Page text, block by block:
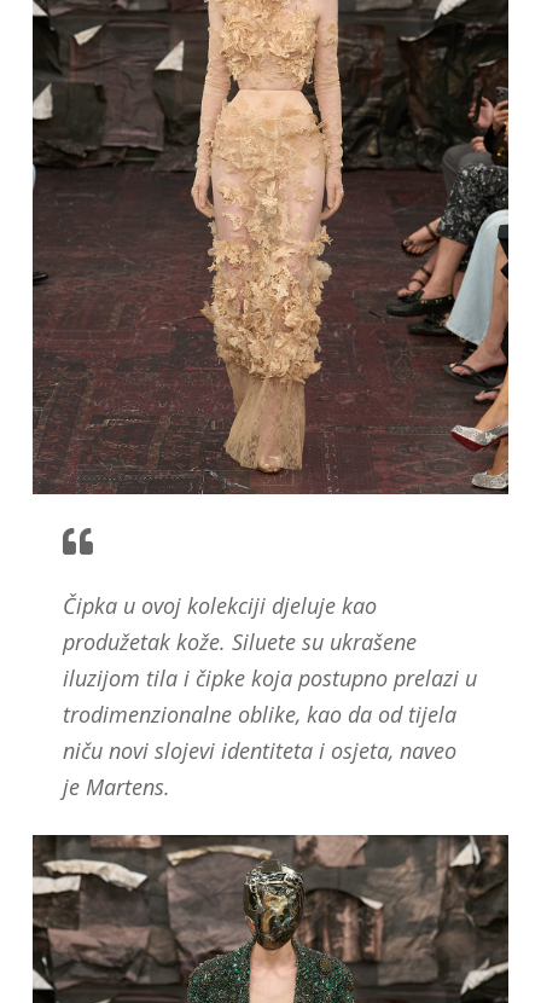
Čipka u ovoj kolekciji djeluje kao
produžetak kože. Siluete su ukrašene
iluzijom tila i čipke koja postupno prelazi u
trodimenzionalne oblike, kao da od tijela
niču novi slojevi identiteta i osjeta, naveo
je Martens.